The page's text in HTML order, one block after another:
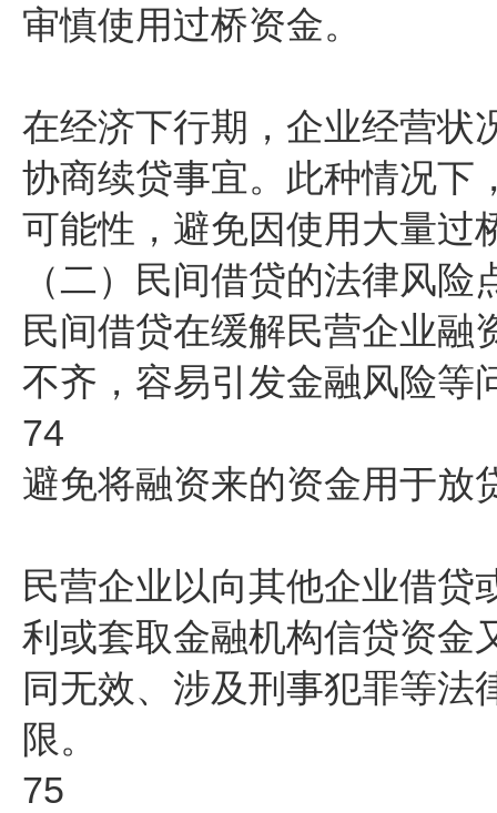
审慎使用过桥资金。
在经济下行期，企业经营状
协商续贷事宜。此种情况下
可能性，避免因使用大量过
（二）民间借贷的法律风险
民间借贷在缓解民营企业融
不齐，容易引发金融风险等
74
避免将融资来的资金用于放
民营企业以向其他企业借贷
利或套取金融机构信贷资金
同无效、涉及刑事犯罪等法
限。
75